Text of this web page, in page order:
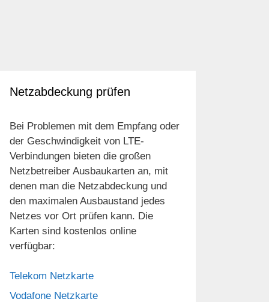
Netzabdeckung prüfen
Bei Problemen mit dem Empfang oder
der Geschwindigkeit von LTE-
Verbindungen bieten die großen
Netzbetreiber Ausbaukarten an, mit
denen man die Netzabdeckung und
den maximalen Ausbaustand jedes
Netzes vor Ort prüfen kann. Die
Karten sind kostenlos online
verfügbar:
Telekom Netzkarte
Vodafone Netzkarte